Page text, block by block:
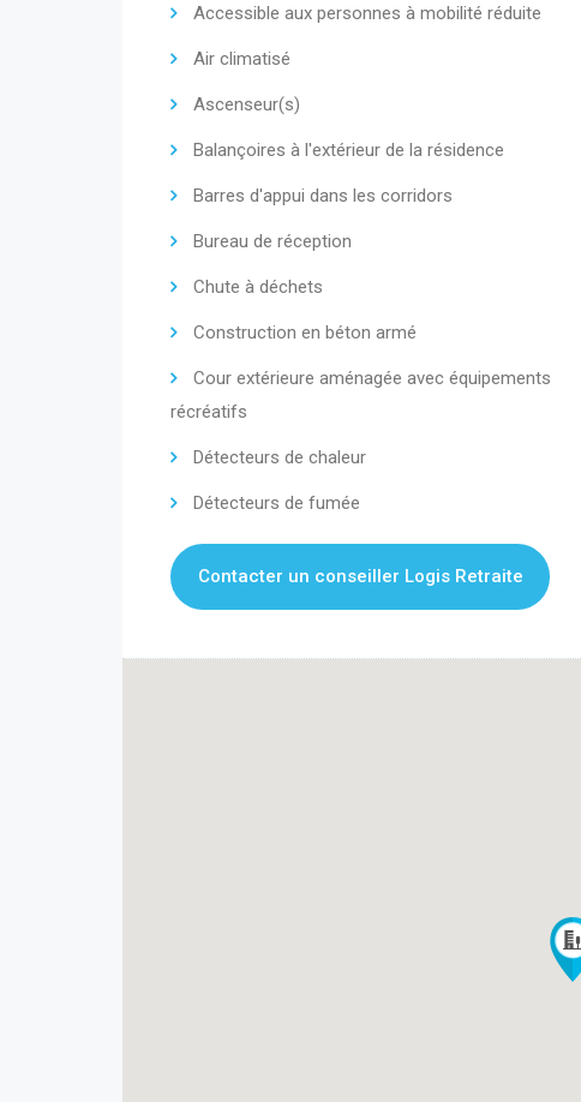
Accessible aux personnes à mobilité réduite
Air climatisé
Ascenseur(s)
Balançoires à l'extérieur de la résidence
Barres d'appui dans les corridors
Bureau de réception
Chute à déchets
Construction en béton armé
Cour extérieure aménagée avec équipements
récréatifs
Détecteurs de chaleur
Détecteurs de fumée
Contacter un conseiller Logis Retraite